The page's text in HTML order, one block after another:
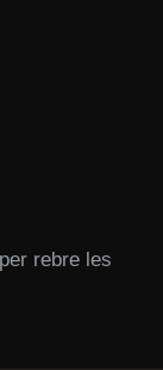
rebre les